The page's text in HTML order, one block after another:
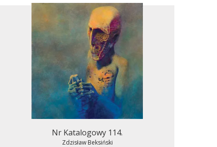
Nr Katalogowy 114.
Zdzisław Beksiński